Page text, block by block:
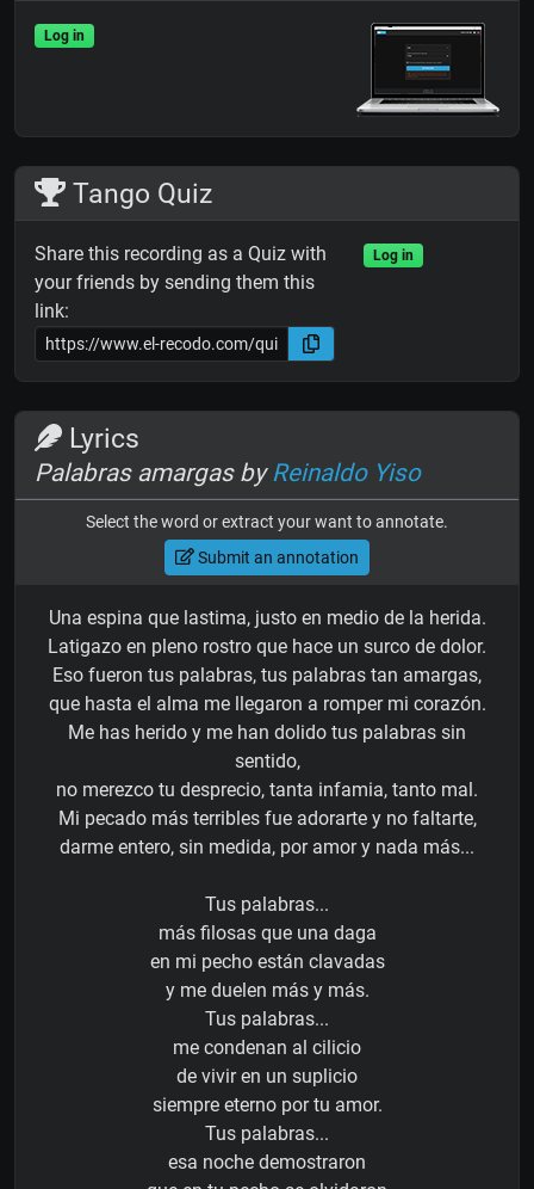
Log in
Tango Quiz
Share this recording as a Quiz with
your friends by sending them this
link:
Log in
Lyrics
Palabras amargas byReinaldo Yiso
Select the word or extract your want to annotate.
Submit an annotation
Una espina que lastima, justo en medio de la herida.
Latigazo en pleno rostro que hace un surco de dolor.
Eso fueron tus palabras, tus palabras tan amargas,
que hasta el alma me llegaron a romper mi corazón.
Me has herido y me han dolido tus palabras sin
sentido,
no merezco tu desprecio, tanta infamia, tanto mal.
Mi pecado más terribles fue adorarte y no faltarte,
darme entero, sin medida, por amor y nada más...
Tus palabras...
más filosas que una daga
en mi pecho están clavadas
y me duelen más y más.
Tus palabras...
me condenan al cilicio
de vivir en un suplicio
siempre eterno por tu amor.
Tus palabras...
esa noche demostraron